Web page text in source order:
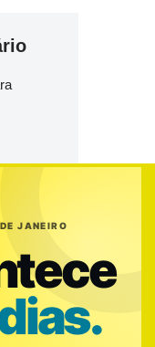
JANEIRO